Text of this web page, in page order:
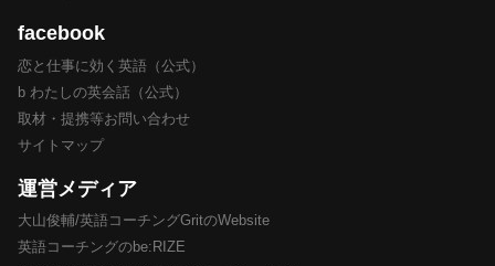
facebook
恋と仕事に効く英語（公式）
b わたしの英会話（公式）
取材・提携等お問い合わせ
サイトマップ
運営メディア
大山俊輔/英語コーチングGritのWebsite
英語コーチングのbe:RIZE